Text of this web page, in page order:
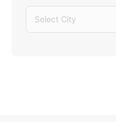
Select City